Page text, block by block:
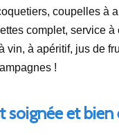
coupelles à
complet, service à
vin, à apéritif, jus de
!
soignée et bien